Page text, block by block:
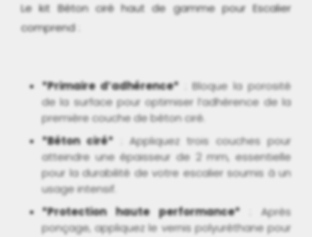
Le kit Béton ciré haut de gamme pour Escalier
comprend :
*Primaire d’adhérence* : Bloque la porosité
de la surface pour optimiser l’adhérence de la
première couche de béton ciré.
*Béton ciré* : Appliquez trois couches pour
atteindre une épaisseur de 2 mm, essentielle
pour la durabilité de votre escalier soumis à un
usage intensif.
*Protection haute performance*: Après
ponçage, appliquez le vernis polyuréthane pour